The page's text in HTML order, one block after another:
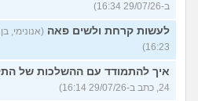
ב-29/07/26 16:34)
לעשות קרחת ולשים פאה
16:23)
איך להתמודד עם ההשלכות של
24, כתב ב-29/07/26 16:14)